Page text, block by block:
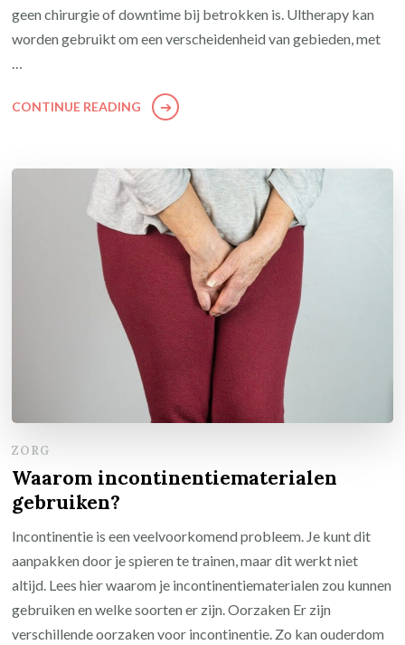
geen chirurgie of downtime bij betrokken is. Ultherapy kan
worden gebruikt om een verscheidenheid van gebieden, met
…
CONTINUE READING
ZORG
Waarom incontinentiematerialen
gebruiken?
Incontinentie is een veelvoorkomend probleem. Je kunt dit
aanpakken door je spieren te trainen, maar dit werkt niet
altijd. Lees hier waarom je incontinentiematerialen zou kunnen
gebruiken en welke soorten er zijn. Oorzaken Er zijn
verschillende oorzaken voor incontinentie. Zo kan ouderdom